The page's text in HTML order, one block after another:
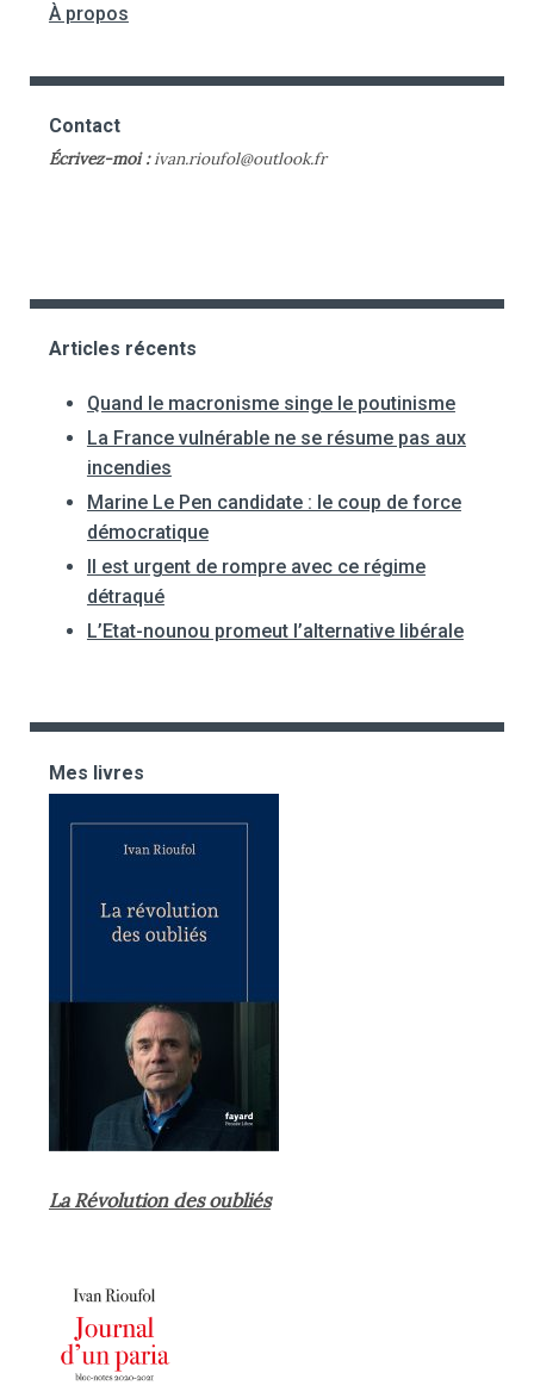
À propos
Contact
Écrivez-moi :ivan.rioufol@outlook.fr
Articles récents
Quand le macronisme singe le poutinisme
La France vulnérable ne se résume pas aux
incendies
Marine Le Pen candidate : le coup de force
démocratique
Il est urgent de rompre avec ce régime
détraqué
L’Etat-nounou promeut l’alternative libérale
Mes livres
La Révolution des oubliés